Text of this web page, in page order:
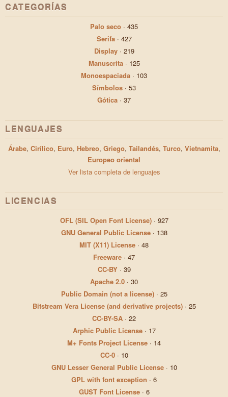
CATEGORÍAS
Palo seco · 435
Serifa· 427
Display· 219
Manuscrita· 125
Monoespaciada · 103
Símbolos · 53
Gótica · 37
LENGUAJES
Árabe, Cirílico, Euro, Hebreo, Griego, Tailandés, Turco, Vietnamita,
Europeo oriental
Ver lista completa de lenguajes
LICENCIAS
OFL (SIL Open Font License)· 927
GNU General Public License· 138
MIT (X11) License · 48
Freeware · 47
CC-BY· 39
Apache 2.0 · 30
Public Domain (not a license)· 25
Bitstream Vera License (and derivative projects)· 25
CC-BY-SA · 22
Arphic Public License· 17
M+ Fonts Project License · 14
CC-0· 10
GNU Lesser General Public License· 10
GPL with font exception · 6
GUST Font License· 6